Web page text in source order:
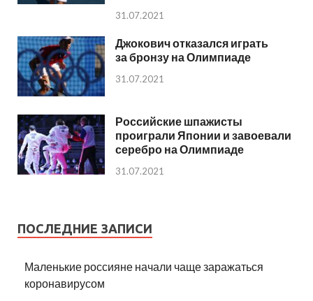
31.07.2021
Джокович отказался играть
за бронзу на Олимпиаде
31.07.2021
Российские шпажисты
проиграли Японии и завоевали
серебро на Олимпиаде
31.07.2021
ПОСЛЕДНИЕ ЗАПИСИ
Маленькие россияне начали чаще заражаться
коронавирусом